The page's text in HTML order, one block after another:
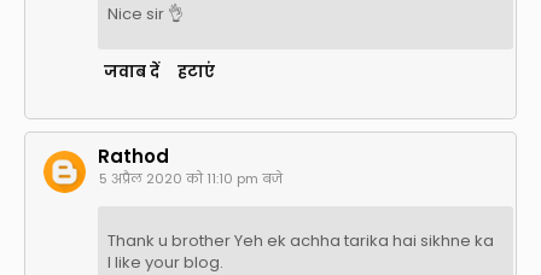
Nice sir 👌
जवाब दें हटाएं
Rathod
5 अप्रैल 2020 को 11:10 pm बजे
Thank u brother Yeh ek achha tarika hai sikhne ka
I like your blog.